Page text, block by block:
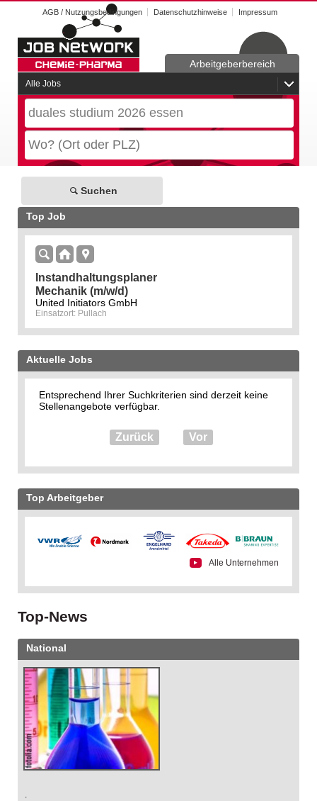
AGB / Nutzungsbedingungen Datenschutzhinweise Impressum
Alle Jobs
Arbeitgeberbereich
Suchen
Top Job
Instandhaltungsplaner
Mechanik (m/w/d)
United Initiators GmbH
Einsatzort: Pullach
Aktuelle Jobs
Entsprechend Ihrer Suchkriterien sind derzeit keine
Stellenangebote verfügbar.
Zurück Vor
Top Arbeitgeber
Alle Unternehmen
Top-News
National
.